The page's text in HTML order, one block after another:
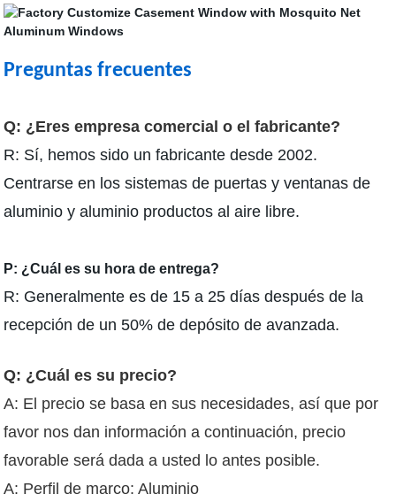
Preguntas frecuentes
Q: ¿Eres empresa comercial o el fabricante?
R: Sí, hemos sido un fabricante desde 2002.
Centrarse en los sistemas de puertas y ventanas de
aluminio y aluminio productos al aire libre.
P: ¿Cuál es su hora de entrega?
R: Generalmente es de 15 a 25 días después de la
recepción de un 50% de depósito de avanzada.
Q: ¿Cuál es su precio?
A: El precio se basa en sus necesidades, así que por
favor nos dan información a continuación, precio
favorable será dada a usted lo antes posible.
A: Perfil de marco: Aluminio